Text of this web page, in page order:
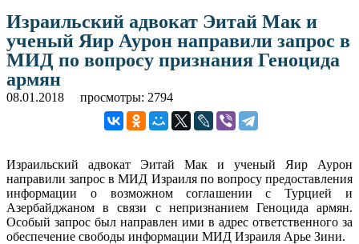
Израильский адвокат Эитай Мак и
ученый Яир Аурон направили запрос в
МИД по вопросу признания Геноцида
армян
08.01.2018 просмотры: 2794
Израильский адвокат Эитай Мак и ученый Яир Аурон
направили запрос в МИД Израиля по вопросу предоставления
информации о возможном соглашении с Турцией и
Азербайджаном в связи с непризнанием Геноцида армян.
Особый запрос был направлен ими в адрес ответственного за
обеспечение свободы информации МИД Израиля Арье Зини.